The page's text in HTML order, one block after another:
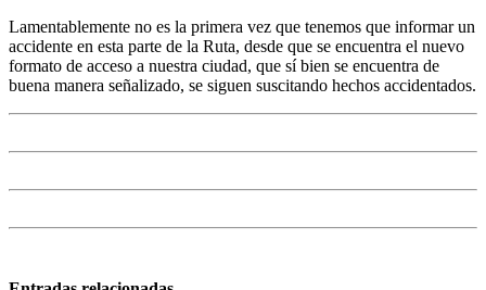
Lamentablemente no es la primera vez que tenemos que informar un
accidente en esta parte de la Ruta, desde que se encuentra el nuevo
formato de acceso a nuestra ciudad, que sí bien se encuentra de
buena manera señalizado, se siguen suscitando hechos accidentados.